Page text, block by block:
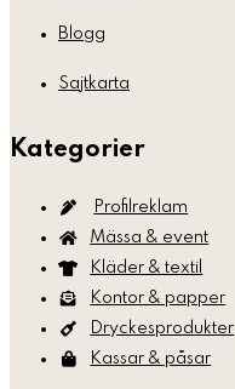
Blogg
Sajtkarta
Kategorier
Profilreklam
Mässa & event
Kläder & textil
Kontor & papper
Dryckesprodukter
Kassar & påsar